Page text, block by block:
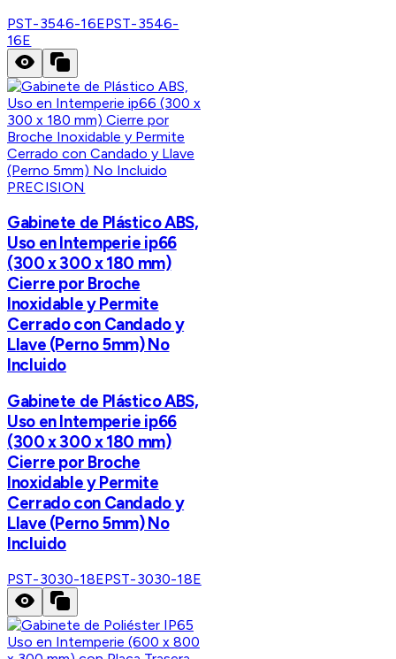
PST-3546-16EPST-3546-
16E
PRECISION
Gabinete de Plástico ABS,
Uso en Intemperie ip66
(300 x 300 x 180 mm)
Cierre por Broche
Inoxidable y Permite
Cerrado con Candado y
Llave (Perno 5mm) No
Incluido
Gabinete de Plástico ABS,
Uso en Intemperie ip66
(300 x 300 x 180 mm)
Cierre por Broche
Inoxidable y Permite
Cerrado con Candado y
Llave (Perno 5mm) No
Incluido
PST-3030-18EPST-3030-18E